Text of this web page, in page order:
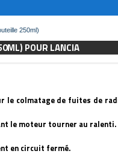
250ml)
POUR LANCIA
le colmatage de fuites de
le moteur tourner au ralenti.
en circuit fermé.